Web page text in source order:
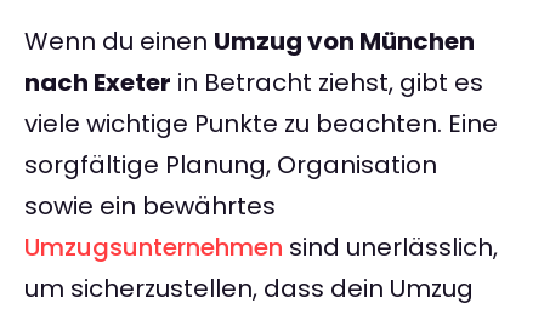
Wenn du einen Umzug von München
nach Exeter in Betracht ziehst, gibt es
viele wichtige Punkte zu beachten. Eine
sorgfältige Planung, Organisation
sowie ein bewährtes
Umzugsunternehmen sind unerlässlich,
um sicherzustellen, dass dein Umzug